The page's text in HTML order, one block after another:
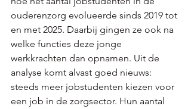
ouderenzorg evolueerde sinds 2019 tot
en met 2025. Daarbij gingen ze ook na
welke functies deze jonge
werkkrachten dan opnamen. Uit de
analyse komt alvast goed nieuws:
steeds meer jobstudenten kiezen voor
een job in de zorgsector. Hun aantal